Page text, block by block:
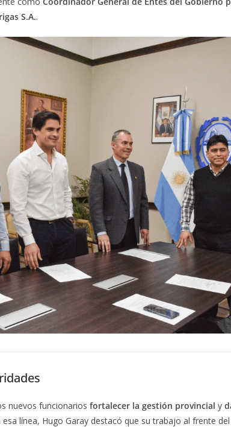
S.A..
nuevos funcionarios fortalecer la gestión provincial y
esa línea, Hugo Garay destacó que su trabajo al frente